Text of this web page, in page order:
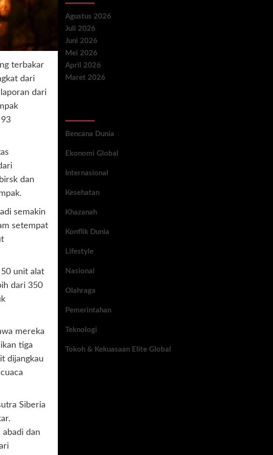
terbakar
dari
dari
dan
semakin
setempat
unit alat
dari 350
mereka
tiga
dijangkau
Siberia
dan
Agustus 2026
Juli 2026
Juni 2026
Mei 2026
April 2026
Maret 2026
Bencana Dunia
Ekonomi Global
Internasional
Kesehatan
Khazanah
Konflik Dunia
Lifestyle
Nasional
Olahraga
Pemerintahan
Teknologi
Tokoh & Kekuasaan Elite Global